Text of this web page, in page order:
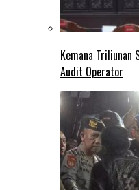
Kemana Triliunan
Audit Operator